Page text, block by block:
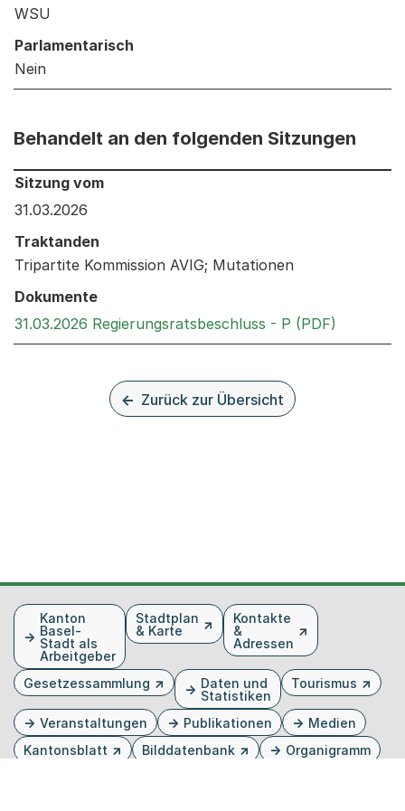
WSU
Parlamentarisch
Nein
Behandelt an den folgenden Sitzungen
Behandelt an den folgenden Sitzungen: Informationen
Sitzung vom
31.03.2026
Traktanden
Tripartite Kommission AVIG; Mutationen
Dokumente
31.03.2026 Regierungsratsbeschluss - P (PDF)
Zurück zur Übersicht
FusszeileKanton
Basel-
Stadt als
Arbeitgeber
Stadtplan
& Karte
Kontakte
&
Adressen
Gesetzessammlung
Daten und
Statistiken
Tourismus
Veranstaltungen Publikationen
Medien
Kantonsblatt
Bilddatenbank
Organigramm